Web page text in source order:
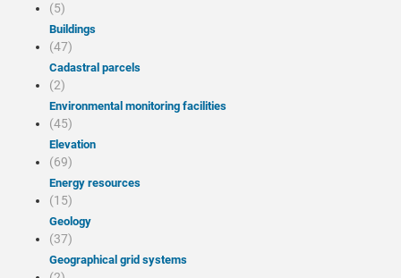
(5)
Buildings
(47)
Cadastral parcels
(2)
Environmental monitoring facilities
(45)
Elevation
(69)
Energy resources
(15)
Geology
(37)
Geographical grid systems